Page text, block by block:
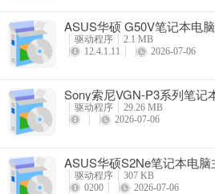
ASUS华硕 G50V笔记本电
驱动程序
2.1 MB
12.4.1.11
2026-07-06
Sony索尼VGN-P3系列笔记
驱动
驱动程序
29.26 MB
2026-07-06
ASUS华硕S2Ne笔记本电
驱动程序
307 KB
0200
2026-07-06